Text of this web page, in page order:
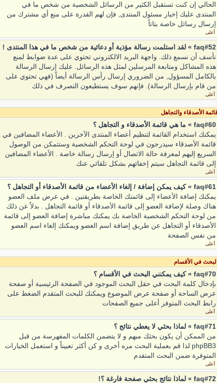
الحالي إن كنت تستقبل الكثير من الرسائل الشخصية من شخص ما في
المنتدى عليك إخبار مسئول المنتدى, فإن لهم القدرة على منع أي مشترك من
إرسال رسائل خاصة بتاتاً
أعلى
faq#52 » لقد استلمت رسالة مؤذية أو دعائية من شخص ما في هذا المنتدى !
نأسف أن نسمع ذلك. واجهة البريد الالكتروني تحتوي على عدة ضوابط لمنع
هذه المشاكل ومتابعة المرسلين لمثل هذه الرسائل. عليك إرسال الرسالة
بالكامل المسؤول, من الضروري إرسال رأس الرسالة أيضاً (فهي تحتوي على
من قام بإرسال الرسالة). فإنهم سوف يستطيعون التصرف في ذلك
أعلى
الأصدقاء والتجاهل
faq#60 » ما هي قائمة الأصدقاء و التجاهل ؟
يمكنك استخدام القائمة لتنظيم أعضاء المنتدى الآخرين . الأعضاء المضافين في
قائمة الأصدقاء سيدرجون في لوحة التحكم الشخصية وستتمكن من الوصول
السريع إليهم لمعرفة حالة الاتصال أو إرسال رسالة خاصة . الأعضاء المضافين
إلى قائمة التجاهل سيتم إخفائهم بشكل تلقائي عنك
أعلى
faq#61 » كيف يمكن إضافة / إلغاء الأعضاء من قائمة الأصدقاء أو التجاهل ؟
يمكنك إضافة الأعضاء إلى قائمتك الخاصة بطريقتين . في عرض ملف العضو
هناك وصلة لإضافة العضو إلى قائمة الأصدقاء أو قائمة التجاهل . بدلاً عن ذلك
من لوحة التحكم الشخصية الخاصة بك يمكنك مباشرة إضافة العضو إلى قائمة
الأصدقاء أو التجاهل عن طريق إضافة اسم العضو ويمكنك إلغاء اسم العضو
من نفس الصفحة
أعلى
في الأقسام
faq#70 » كيف يمكنني البحث في الأقسام ؟
بإدخال كلمة البحث في حقل البحث الموجود في الصفحة الرئيسية أو صفحة
عرض الساحة أو صفحة عرض الموضوع ويمكنك للبحث المتقدم الضغط على
رابط البحث المتوفر أعلى جميع الصفحات
أعلى
faq#71 » لماذا بحثي لا يعطي نتائج ؟
من الممكن أن يكون بحثك مبهم و لا يتضمن الكلمات المفهرسة من قبل
phpBB3 لذا قم بعملية البحث مره أخرى و كن أكثر تعييناً و استعمل الخيارات
المتوفرة ضمن البحث المتقدم
أعلى
faq#72 » لماذا نتائج بحثي صفحة فارغة ؟!